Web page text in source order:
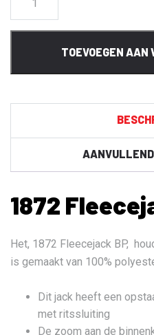
Fleecejack
BP
TOEVOEGEN AAN
1872
Het, 1872 Fleecejack BP,
is gemaakt van 100%
Dit jack heeft een
met ritssluiting
De zoom aan de